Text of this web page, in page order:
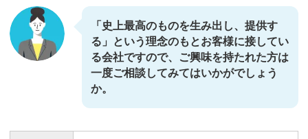
「史上最高のものを生み出し、提供す
る」という理念のもとお客様に接してい
る会社ですので、ご興味を持たれた方は
一度ご相談してみてはいかがでしょう
か。